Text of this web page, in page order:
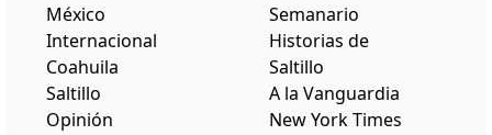
México
Internacional
Coahuila
Saltillo
Opinión
Semanario
Historias de
Saltillo
A la Vanguardia
New York Times